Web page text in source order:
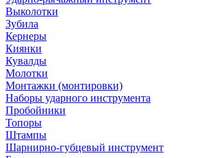
Выколотки
Зубила
Кернеры
Киянки
Кувалды
Молотки
Монтажки (монтировки)
Наборы ударного инструмента
Пробойники
Топоры
Штампы
Шарнирно-губцевый инструмент